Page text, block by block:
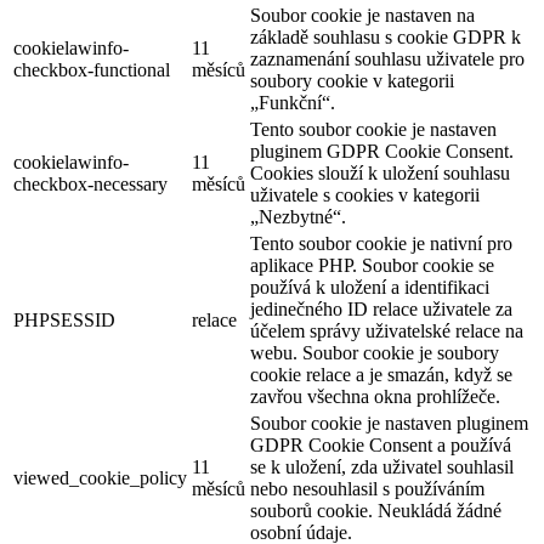
cookielawinfo-
checkbox-functional
11
měsíců
Soubor cookie je nastaven na
základě souhlasu s cookie GDPR k
zaznamenání souhlasu uživatele pro
soubory cookie v kategorii
„Funkční“.
cookielawinfo-
checkbox-necessary
11
měsíců
Tento soubor cookie je nastaven
pluginem GDPR Cookie Consent.
Cookies slouží k uložení souhlasu
uživatele s cookies v kategorii
„Nezbytné“.
PHPSESSID relace
Tento soubor cookie je nativní pro
aplikace PHP. Soubor cookie se
používá k uložení a identifikaci
jedinečného ID relace uživatele za
účelem správy uživatelské relace na
webu. Soubor cookie je soubory
cookie relace a je smazán, když se
zavřou všechna okna prohlížeče.
viewed_cookie_policy
11
měsíců
Soubor cookie je nastaven pluginem
GDPR Cookie Consent a používá
se k uložení, zda uživatel souhlasil
nebo nesouhlasil s používáním
souborů cookie. Neukládá žádné
osobní údaje.